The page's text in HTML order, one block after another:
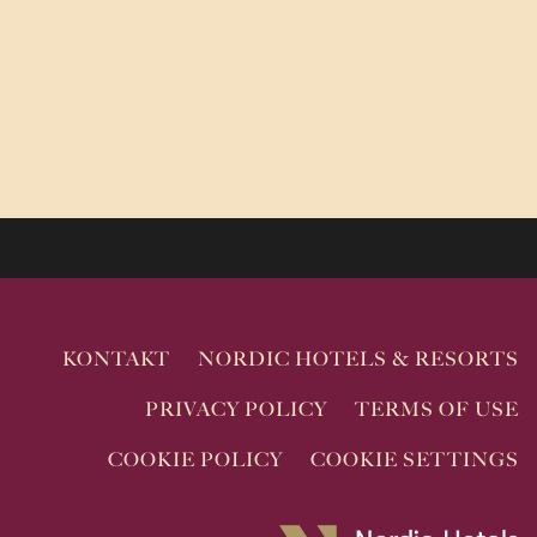
KONTAKT NORDIC HOTELS & RESORTS
PRIVACY POLICY TERMS OF USE
COOKIE POLICY COOKIE SETTINGS